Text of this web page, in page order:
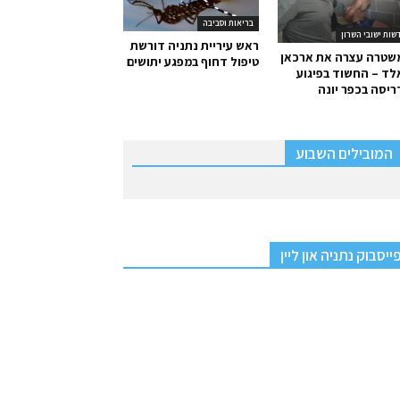
בריאות וסביבה
ראש עיריית נתניה דורשת
טיפול דחוף במפגע יתושים
ישובי השרון
עצרה את ארכאן
– החשוד בפיגוע
בכפר יונה
המובילים השבוע
פייסבוק נתניה און ליין